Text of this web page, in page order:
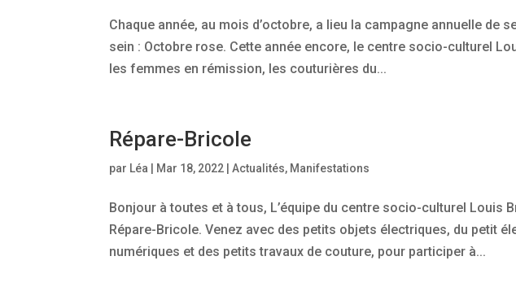
Chaque année, au mois d’octobre, a lieu la campagne annuelle de
sein : Octobre rose. Cette année encore, le centre socio-culturel
les femmes en rémission, les couturières du...
Répare-Bricole
par Léa Mar 18, 2022 |Actualités, Manifestations
Bonjour à toutes et à tous, L’équipe du centre socio-culturel Louis
Répare-Bricole. Venez avec des petits objets électriques, du petit
numériques et des petits travaux de couture, pour participer à...